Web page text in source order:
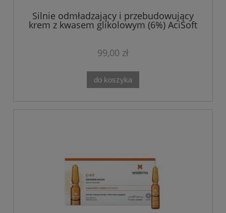
Silnie odmładzający i przebudowujący
krem z kwasem glikolowym (6%) AciSoft
G.L.C. CREAM 50ML Theo Marvee
99,00 zł
do koszyka